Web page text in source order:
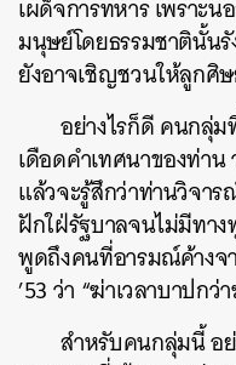
เผด็จการทหาร เพราะ
มนุษย์โดยธรรมชาตินั้น
ยังอาจเชิญชวนให้ลูกศิ
อย่างไรก็ดี คนกลุ่
เดือดคำเทศนาของท่า
แล้วจะรู้สึกว่าท่านวิจา
ฝักใฝ่รัฐบาลจนไม่มีทา
พูดถึงคนที่อารมณ์ค้าง
’53 ว่า “ฆ่าเวลาบาปกว่
สำหรับคนกลุ่มนี้ อ